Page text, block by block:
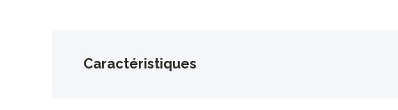
Caractéristiques